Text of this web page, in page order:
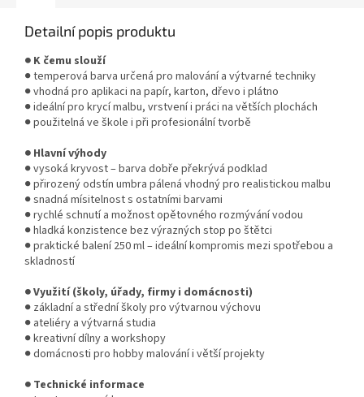
Detailní popis produktu
● K čemu slouží
● temperová barva určená pro malování a výtvarné techniky
● vhodná pro aplikaci na papír, karton, dřevo i plátno
● ideální pro krycí malbu, vrstvení i práci na větších plochách
● použitelná ve škole i při profesionální tvorbě
● Hlavní výhody
● vysoká kryvost – barva dobře překrývá podklad
● přirozený odstín umbra pálená vhodný pro realistickou malbu
● snadná mísitelnost s ostatními barvami
● rychlé schnutí a možnost opětovného rozmývání vodou
● hladká konzistence bez výrazných stop po štětci
● praktické balení 250 ml – ideální kompromis mezi spotřebou a
skladností
● Využití (školy, úřady, firmy i domácnosti)
● základní a střední školy pro výtvarnou výchovu
● ateliéry a výtvarná studia
● kreativní dílny a workshopy
● domácnosti pro hobby malování i větší projekty
● Technické informace